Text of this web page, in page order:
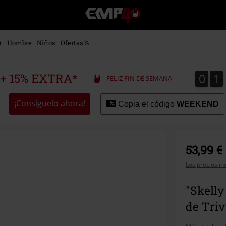
EMP
-
Música,
Merch
Ropa
Alternativa
Hombre Niños Ofertas %
15% EXTRA* FELIZ FIN DE SEMANA 0
0 1
1
¡Consíguelo ahora! Copia el código WEEKEND
53,99 €
Los precios
de